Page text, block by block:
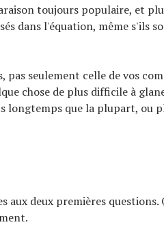
toujours populaire, et
dans l'équation, même s'ils
pas seulement celle de vos
chose de plus difficile à
longtemps que la plupart, ou
aux deux premières questions.